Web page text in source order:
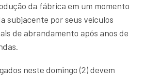
da fábrica em um momento
subjacente por seus veículos
de abrandamento após anos de
neste domingo (2) devem